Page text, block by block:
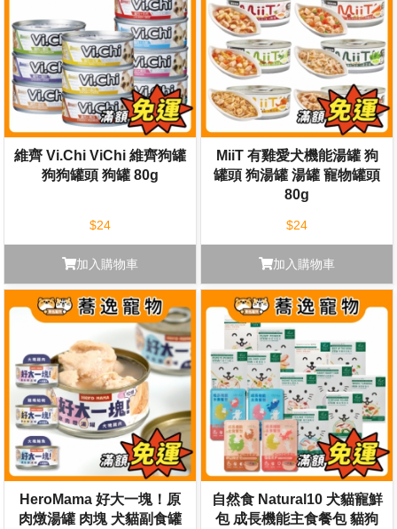
維齊 Vi.Chi ViChi 維齊狗罐
狗狗罐頭 狗罐 80g
$24
加入購物車
MiiT 有雞愛犬機能湯罐 狗
罐頭 狗湯罐 湯罐 寵物罐頭
80g
$24
加入購物車
HeroMama 好大一塊！原
肉燉湯罐 肉塊 犬貓副食罐
自然食 Natural10 犬貓寵鮮
包 成長機能主食餐包 貓狗